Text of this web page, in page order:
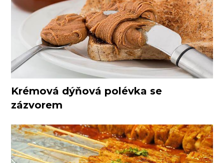
Krémová dýňová polévka se
zázvorem